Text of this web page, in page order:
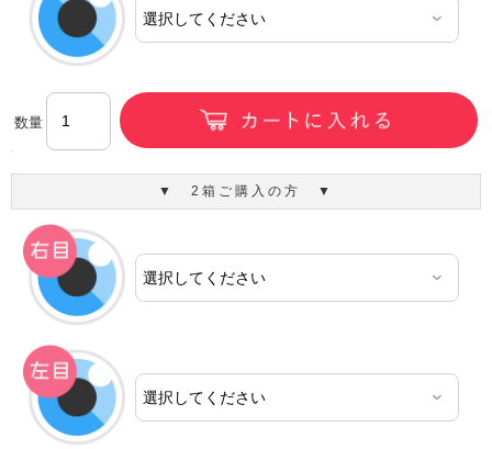
数量
▼ 2箱ご購入の方 ▼